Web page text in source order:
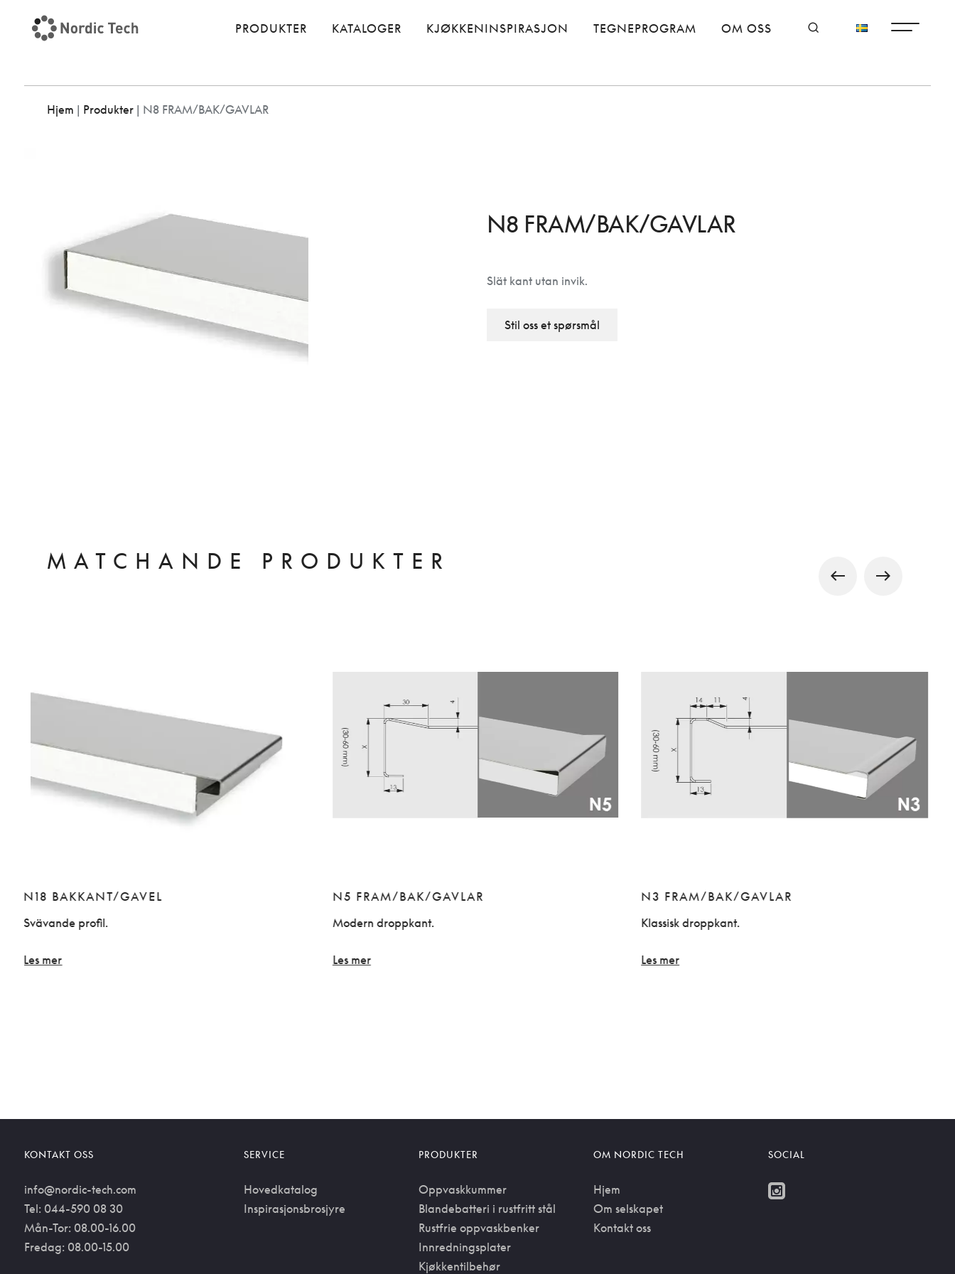
PRODUKTER KATALOGER KJØKKENINSPIRASJON TEGNEPROGRAM OM OSS
Hjem | Produkter| N8 FRAM/BAK/GAVLAR
N8 FRAM/BAK/GAVLAR
Slät kant utan invik.
Stil oss et spørsmål
MATCHANDE PRODUKTER
N18 BAKKANT/GAVEL
Svävande profil.
Les mer
N5 FRAM/BAK/GAVLAR
Modern droppkant.
Les mer
N3 FRAM/BAK/GAVLAR
Klassisk droppkant.
Les mer
KONTAKT OSS
info@nordic-tech.com
Tel: 044-590 08 30
Mån-Tor: 08.00-16.00
Fredag: 08.00-15.00
SERVICE
Hovedkatalog
Inspirasjonsbrosjyre
PRODUKTER
Oppvaskkummer
Blandebatteri i rustfritt stål
Rustfrie oppvaskbenker
Innredningsplater
Kjøkkentilbehør
OM NORDIC TECH
Hjem
Om selskapet
Kontakt oss
SOCIAL